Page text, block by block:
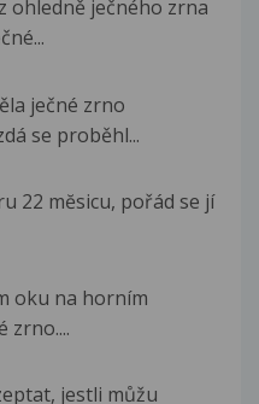
ohledně ječného zrna
ječné zrno
se proběhl...
22 mĕsicu, pořád se jí
oku na horním
zrno....
jestli můžu